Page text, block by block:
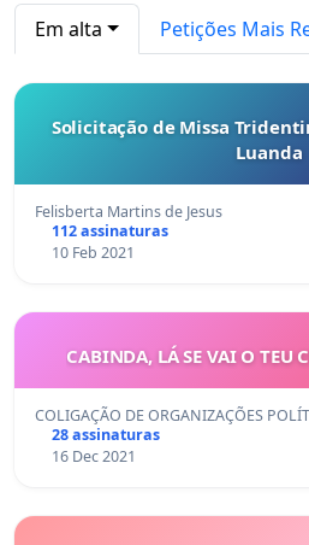
Em alta Petições Mais
Solicitação de Missa
Luanda
Felisberta Martins de Jesus
112 assinaturas
10 Feb 2021
CABINDA, LÁ SE VAI O TEU
COLIGAÇÃO DE ORGANIZAÇÕES
28 assinaturas
16 Dec 2021